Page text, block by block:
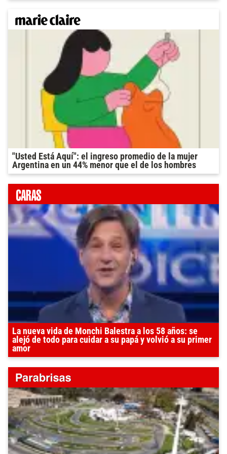
"Usted Está Aquí": el ingreso promedio de la mujer
Argentina en un 44% menor que el de los hombres
La nueva vida de Monchi Balestra a los 58 años: se
alejó de todo para cuidar a su papá y volvió a su primer
amor